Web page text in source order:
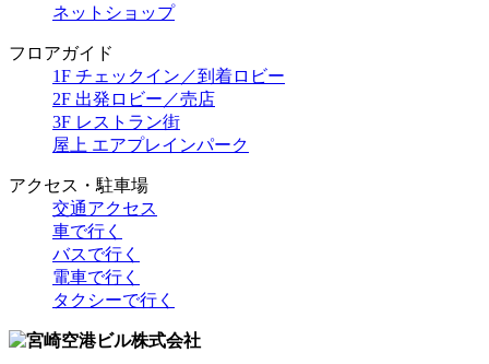
ネットショップ
フロアガイド
1F チェックイン／到着ロビー
2F 出発ロビー／売店
3F レストラン街
屋上 エアプレインパーク
アクセス・駐車場
交通アクセス
車で行く
バスで行く
電車で行く
タクシーで行く